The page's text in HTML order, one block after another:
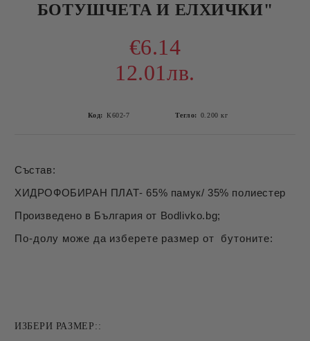
БОТУШЧЕТА И ЕЛХИЧКИ"
€6.14
12.01лв.
Код: К602-7 Тегло: 0.200 кг
Състав:
ХИДРОФОБИРАН ПЛАТ- 65% памук/ 35% полиестер
Произведено в България от Bodlivko.bg;
По-долу може да изберете размер от бутоните:
ИЗБЕРИ РАЗМЕР::